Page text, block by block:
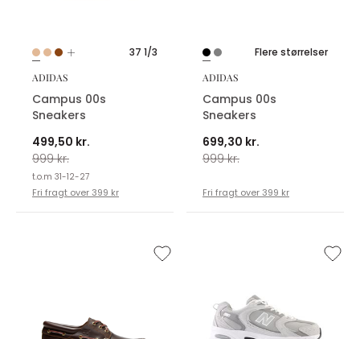
37 1/3
ADIDAS
Campus 00s
Sneakers
499,50 kr.
999 kr.
t.o.m 31-12-27
Fri fragt over 399 kr
Flere størrelser
ADIDAS
Campus 00s
Sneakers
699,30 kr.
999 kr.
Fri fragt over 399 kr